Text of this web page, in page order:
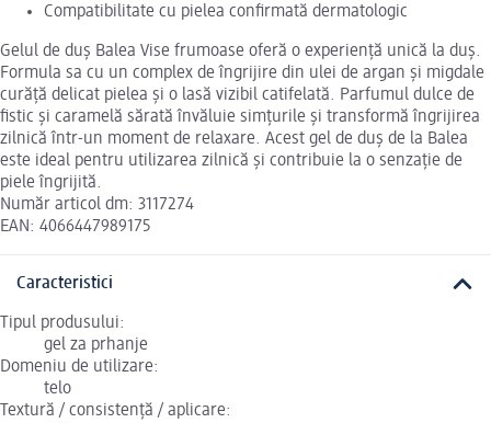
Compatibilitate cu pielea confirmată dermatologic
Gelul de duș Balea Vise frumoase oferă o experiență unică la duș.
Formula sa cu un complex de îngrijire din ulei de argan și migdale
curăță delicat pielea și o lasă vizibil catifelată. Parfumul dulce de
fistic și caramelă sărată învăluie simțurile și transformă îngrijirea
zilnică într-un moment de relaxare. Acest gel de duș de la Balea
este ideal pentru utilizarea zilnică și contribuie la o senzație de
piele îngrijită.
Număr articol dm: 3117274
EAN: 4066447989175
Caracteristici
Tipul produsului:
gel za prhanje
Domeniu de utilizare:
telo
Textură / consistență / aplicare: